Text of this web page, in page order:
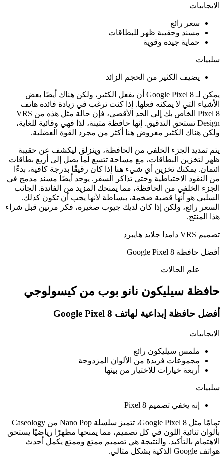
الايجابيات
سعر رائع
مسند وحقيبة ظهر للبطاقات
حماية جيدة وقوية
سلبيات
يضيف الكثير من الحجم الزائد
يمكن لـ Google Pixel 8 أن يفعل الكثير، ولكن هناك أيضًا بعض
الأشياء التي لا يمكنه فعلها. إذا كنت ترغب في زيادة فائدة هاتف
Pixel 8 الخاص بك إلى الحد الأقصى، فإن حالة مثل هذه من VRS
Design تستحق التدقيق. إنها حافظة متينة، لذا فهي وقائية للغاية،
ولكن هناك الكثير معروض هنا أكثر من مجرد القوة العضلية.
يتم تمديد الجزء الخلفي من الحافظة، وينزلق ليكشف عن حقيبة
ظهر لتخزين البطاقات، مع مساحة تتسع لما يصل إلى أربع بطاقات
ائتمان. يمكنك تخزين أي شيء هنا إذا كان رقيقًا بدرجة كافية، بدءًا
من النقود الاحتياطية وحتى تذاكر السفر. يوجد أيضًا مسند مدمج في
الجزء الخلفي من الحافظة، مما يمنحك المزيد من الفائدة. الجانب
السلبي هو أنها قضية ضخمة، ببساطة لأنها يجب أن تكون كذلك.
السعر رائع، ولكن إذا كان لديك جيوب صغيرة، فكر مرتين قبل شراء
هذا المنتج.
تصميم VRS دامدا جلايد هايبرد
أفضل حافظة Google Pixel 8
علم الحالات
حافظة سيليكون نانو بوب من كيسولوجي
أفضل حافظة إبداعية لهاتف Google Pixel 8
الايجابيات
ملمس سيليكون رائع
مجموعات فريدة من الألوان المزدوجة
أربعة خيارات للاختيار من بينها
سلبيات
إنه يخفي تصميم Pixel 8
تمامًا مثل Google Pixel 8، تتميز سلسلة Nano Pop من Caseology
بألوان ثنائية اللون في كل تصميم، مما يمنحها مظهرًا رياضيًا يستحق
الاهتمام بالتأكيد. والنتيجة هي تصميم ممتع وممتع يكمل أحدث
هواتف Google الذكية بشكل مثالي.